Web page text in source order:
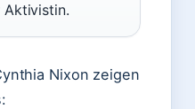
Aktivistin.
Nixon zeigen